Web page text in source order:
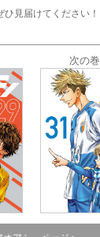
見届けてください！
次の